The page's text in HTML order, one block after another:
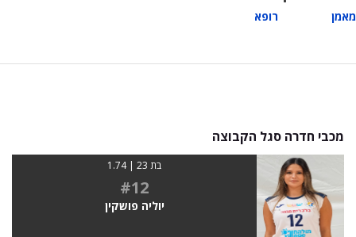
מאמן רופא
מכבי חדרה סגל הקבוצה
בת 23 | 1.74
#12
יוליה פושקין